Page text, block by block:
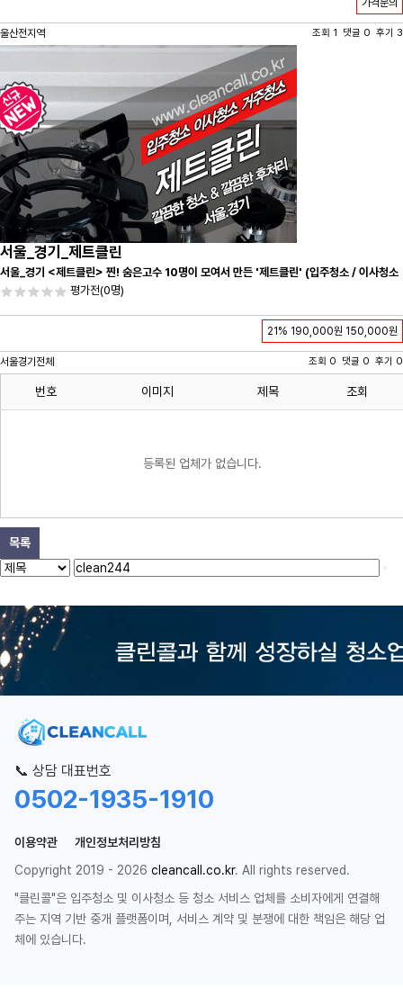
가격문의
울산전지역 조회 1 댓글 0 후기 3
서울_경기_제트클린
서울_경기 <제트클린> 찐! 숨은고수 10명이 모여서 만든 '제트클린' (입주청소 / 이사청소
/ 줄눈시공) 항상 꼼꼼하게 친절하게 응대하겠습니다^-^
평가전(0명)
21% 190,000원 150,000원
서울경기전체 조회 0 댓글 0 후기 0
번호 이미지 제목 조회
등록된 업체가 없습니다.
목록
📞 상담 대표번호
0502-1935-1910
이용약관
개인정보처리방침
Copyright 2019 - 2026 cleancall.co.kr. All rights reserved.
"클린콜"은 입주청소 및 이사청소 등 청소 서비스 업체를 소비자에게 연결해
주는 지역 기반 중개 플랫폼이며, 서비스 계약 및 분쟁에 대한 책임은 해당 업
체에 있습니다.